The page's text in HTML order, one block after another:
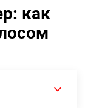
как